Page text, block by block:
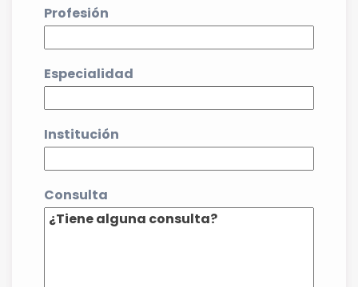
Profesión
Especialidad
Institución
Consulta